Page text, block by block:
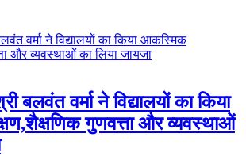
बलवंत वर्मा ने विद्यालयों का किया
गुणवत्ता और व्यवस्थाओं